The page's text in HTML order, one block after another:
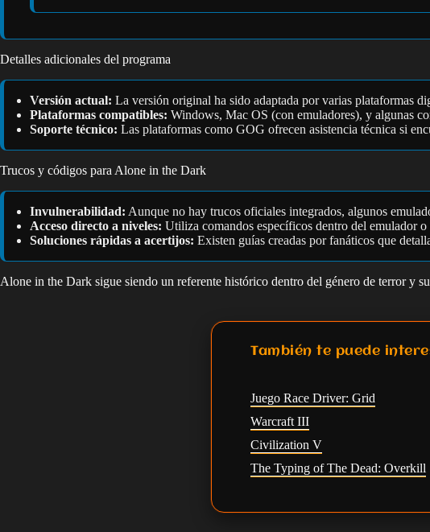
Detalles adicionales del programa
Versión actual: La versión original ha sido adaptada por varias plataformas
Plataformas compatibles: Windows, Mac OS (con emuladores), y algunas
Soporte técnico: Las plataformas como GOG ofrecen asistencia técnica si
Trucos y códigos para Alone in the Dark
Invulnerabilidad: Aunque no hay trucos oficiales integrados, algunos
Acceso directo a niveles: Utiliza comandos específicos dentro del emulador
Soluciones rápidas a acertijos: Existen guías creadas por fanáticos que
Alone in the Dark sigue siendo un referente histórico dentro del género de terror y
También te puede
Juego Race Driver: Grid
Warcraft III
Civilization V
The Typing of The Dead: Overkill